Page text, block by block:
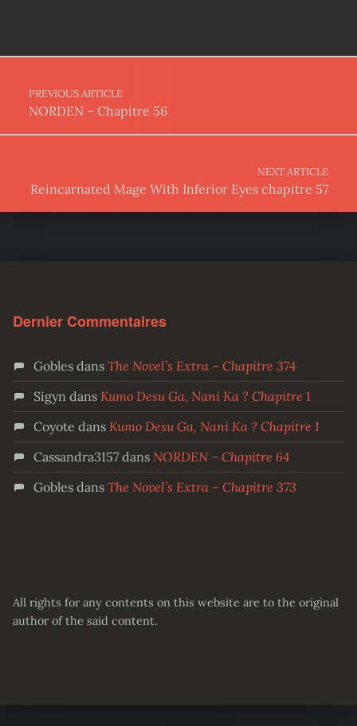
Post navigation
PREVIOUS ARTICLE
NORDEN – Chapitre 56
NEXT ARTICLE
Reincarnated Mage With Inferior Eyes chapitre 57
Dernier Commentaires
Goblesdans The Novel’s Extra – Chapitre 374
Sigyn dans Kumo Desu Ga, Nani Ka ? Chapitre 1
Coyote dans Kumo Desu Ga, Nani Ka ? Chapitre 1
Cassandra3157dans NORDEN – Chapitre 64
Goblesdans The Novel’s Extra – Chapitre 373
All rights for any contents on this website are to the original
author of the said content.